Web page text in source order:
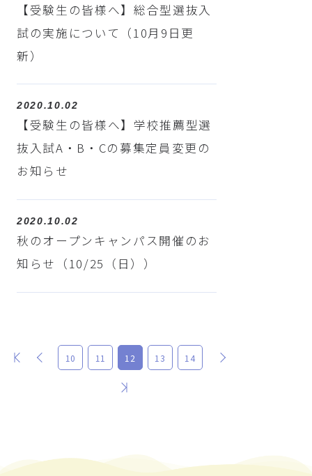
【受験生の皆様へ】総合型選抜入
試の実施について（10月9日更
新）
2020.10.02
【受験生の皆様へ】学校推薦型選
抜入試A・B・Cの募集定員変更の
お知らせ
2020.10.02
秋のオープンキャンパス開催のお
知らせ（10/25（日））
最初 前 10 11 12 13 14
最後